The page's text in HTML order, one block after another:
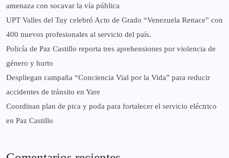
amenaza con socavar la vía pública
UPT Valles del Tuy celebró Acto de Grado “Venezuela Renace” con
400 nuevos profesionales al servicio del país.
‎Policía de Paz Castillo reporta tres aprehensiones por violencia de
género y hurto
‎Despliegan campaña “Conciencia Vial por la Vida” para reducir
accidentes de tránsito en Yare
Coordinan plan de pica y poda para fortalecer el servicio eléctrico
en Paz Castillo